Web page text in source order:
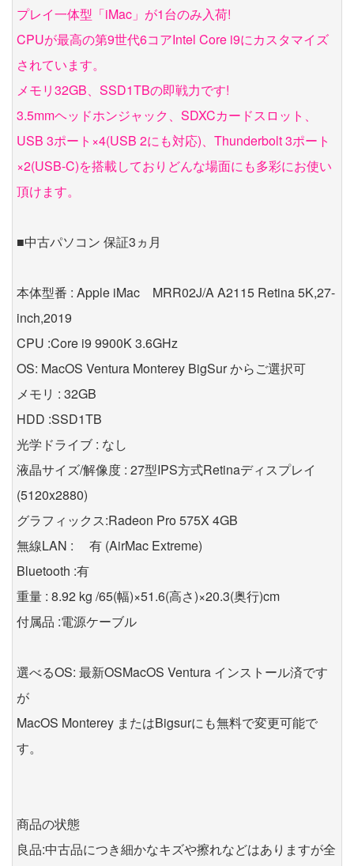
プレイ一体型「iMac」が1台のみ入荷!
CPUが最高の第9世代6コアIntel Core i9にカスタマイズ
されています。
メモリ32GB、SSD1TBの即戦力です!
3.5mmヘッドホンジャック、SDXCカードスロット、
USB 3ポート×4(USB 2にも対応)、Thunderbolt 3ポート
×2(USB-C)を搭載しておりどんな場面にも多彩にお使い
頂けます。
■中古パソコン 保証3ヵ月
本体型番 : Apple iMac MRR02J/A A2115 Retina 5K,27-
inch,2019
CPU :Core i9 9900K 3.6GHz
OS: MacOS Ventura Monterey BigSur からご選択可
メモリ : 32GB
HDD :SSD1TB
光学ドライブ : なし
液晶サイズ/解像度 : 27型IPS方式Retinaディスプレイ
(5120x2880)
グラフィックス:Radeon Pro 575X 4GB
無線LAN : 有 (AirMac Extreme)
Bluetooth :有
重量 : 8.92 kg /65(幅)×51.6(高さ)×20.3(奥行)cm
付属品 :電源ケーブル
選べるOS: 最新OSMacOS Ventura インストール済です
が
MacOS Monterey またはBigsurにも無料で変更可能で
す。
商品の状態
良品:中古品につき細かなキズや擦れなどはありますが全